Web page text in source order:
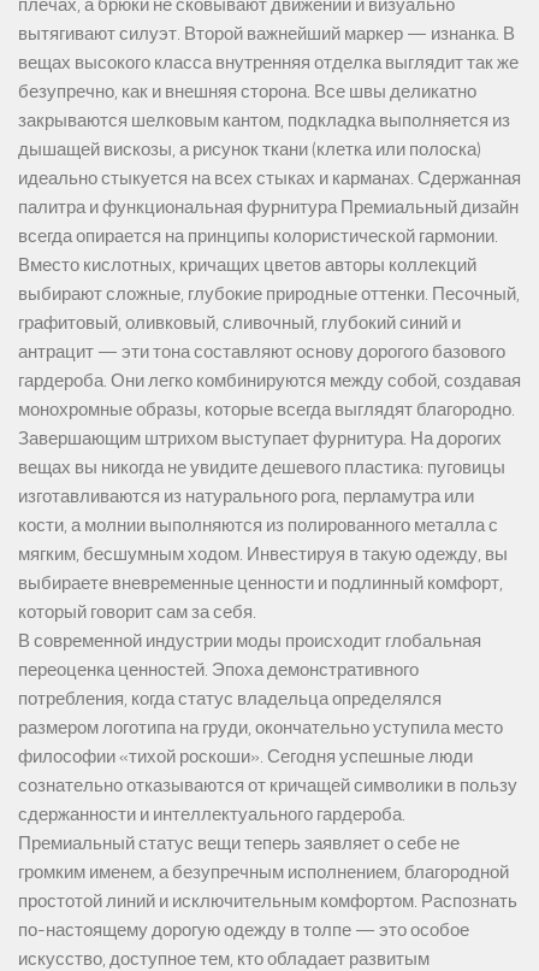
плечах, а брюки не сковывают движений и визуально
вытягивают силуэт. Второй важнейший маркер — изнанка. В
вещах высокого класса внутренняя отделка выглядит так же
безупречно, как и внешняя сторона. Все швы деликатно
закрываются шелковым кантом, подкладка выполняется из
дышащей вискозы, а рисунок ткани (клетка или полоска)
идеально стыкуется на всех стыках и карманах. Сдержанная
палитра и функциональная фурнитура Премиальный дизайн
всегда опирается на принципы колористической гармонии.
Вместо кислотных, кричащих цветов авторы коллекций
выбирают сложные, глубокие природные оттенки. Песочный,
графитовый, оливковый, сливочный, глубокий синий и
антрацит — эти тона составляют основу дорогого базового
гардероба. Они легко комбинируются между собой, создавая
монохромные образы, которые всегда выглядят благородно.
Завершающим штрихом выступает фурнитура. На дорогих
вещах вы никогда не увидите дешевого пластика: пуговицы
изготавливаются из натурального рога, перламутра или
кости, а молнии выполняются из полированного металла с
мягким, бесшумным ходом. Инвестируя в такую одежду, вы
выбираете вневременные ценности и подлинный комфорт,
который говорит сам за себя.
В современной индустрии моды происходит глобальная
переоценка ценностей. Эпоха демонстративного
потребления, когда статус владельца определялся
размером логотипа на груди, окончательно уступила место
философии «тихой роскоши». Сегодня успешные люди
сознательно отказываются от кричащей символики в пользу
сдержанности и интеллектуального гардероба.
Премиальный статус вещи теперь заявляет о себе не
громким именем, а безупречным исполнением, благородной
простотой линий и исключительным комфортом. Распознать
по-настоящему дорогую одежду в толпе — это особое
искусство, доступное тем, кто обладает развитым